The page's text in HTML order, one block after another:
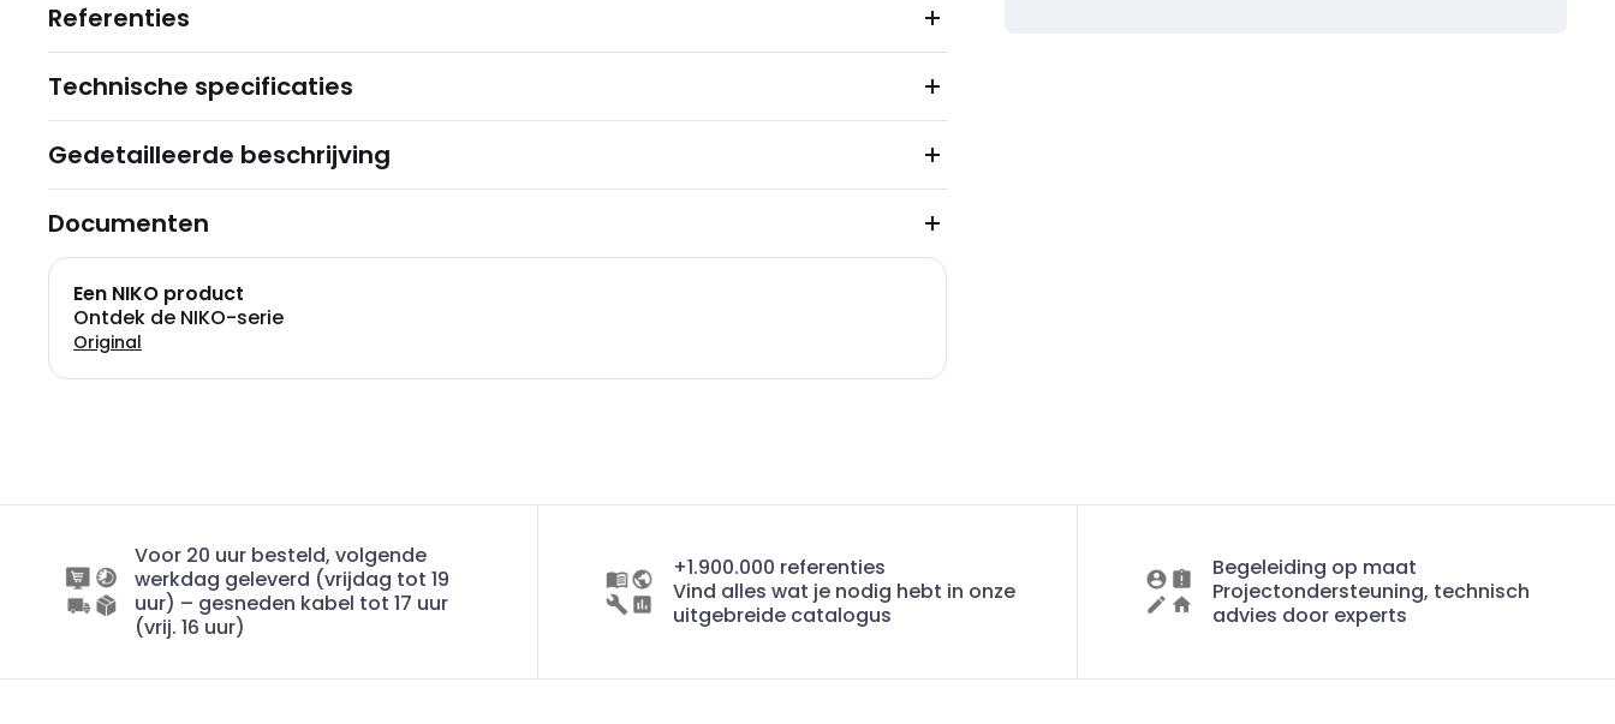
Referenties
Technische specificaties
Gedetailleerde beschrijving
Documenten
Een NIKO product
Ontdek de NIKO-serie
Original
Voor 20 uur besteld, volgende
werkdag geleverd (vrijdag tot 19
uur) – gesneden kabel tot 17 uur
(vrij. 16 uur)
+1.900.000 referenties
Vind alles wat je nodig hebt in onze
uitgebreide catalogus
Begeleiding op maat
Projectondersteuning, technisch
advies door experts